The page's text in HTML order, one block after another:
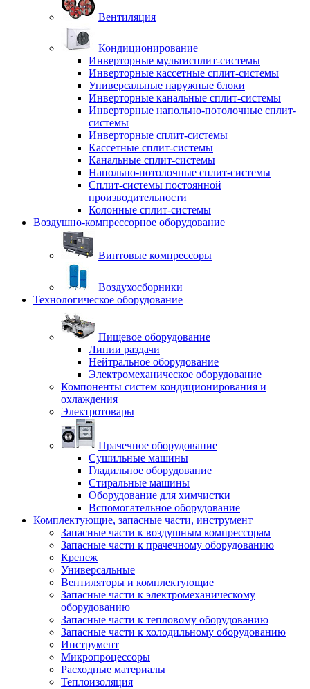
Вентиляция
Кондиционирование
Инверторные мультисплит-системы
Инверторные кассетные сплит-системы
Универсальные наружные блоки
Инверторные канальные сплит-системы
Инверторные напольно-потолочные сплит-
системы
Инверторные сплит-системы
Кассетные сплит-системы
Канальные сплит-системы
Напольно-потолочные сплит-системы
Сплит-системы постоянной
производительности
Колонные сплит-системы
Воздушно-компрессорное оборудование
Винтовые компрессоры
Воздухосборники
Технологическое оборудование
Пищевое оборудование
Линии раздачи
Нейтральное оборудование
Электромеханическое оборудование
Компоненты систем кондиционирования и
охлаждения
Электротовары
Прачечное оборудование
Сушильные машины
Гладильное оборудование
Стиральные машины
Оборудование для химчистки
Вспомогательное оборудование
Комплектующие, запасные части, инструмент
Запасные части к воздушным компрессорам
Запасные части к прачечному оборудованию
Крепеж
Универсальные
Вентиляторы и комплектующие
Запасные части к электромеханическому
оборудованию
Запасные части к тепловому оборудованию
Запасные части к холодильному оборудованию
Инструмент
Микропроцессоры
Расходные материалы
Теплоизоляция